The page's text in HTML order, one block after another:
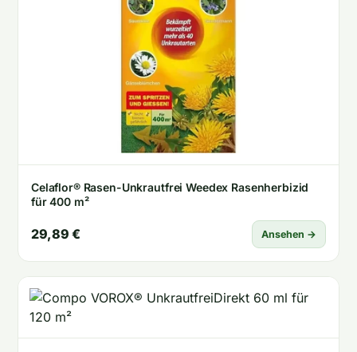
Celaflor® Rasen-Unkrautfrei Weedex Rasenherbizid
für 400 m²
29,89 € Ansehen →